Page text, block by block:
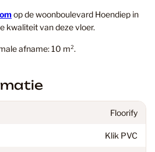
op de woonboulevard Hoendiep in
kwaliteit van deze vloer.
afname: 10 m².
Floorify
Klik PVC